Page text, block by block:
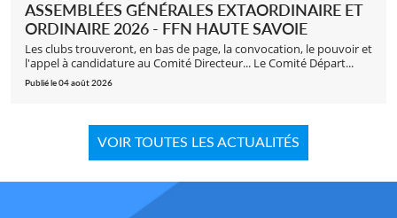
ASSEMBLÉES GÉNÉRALES EXTAORDINAIRE ET
ORDINAIRE 2026 - FFN HAUTE SAVOIE
Les clubs trouveront, en bas de page, la convocation, le pouvoir et
l'appel à candidature au Comité Directeur... Le Comité Départ...
Publié le 04 août 2026
VOIR TOUTES LES ACTUALITÉS